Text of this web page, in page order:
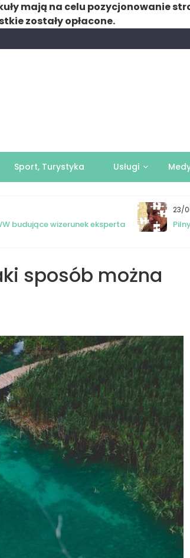
mają na celu pozycjonowanie
zostały opłacone.
Sport, Turystyka Usługi
budujące wizerunek eksperta
23/
sposób można